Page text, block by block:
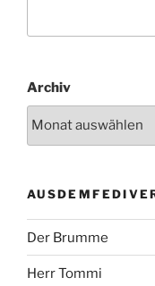
Archiv
Der Brumme
Herr Tommi